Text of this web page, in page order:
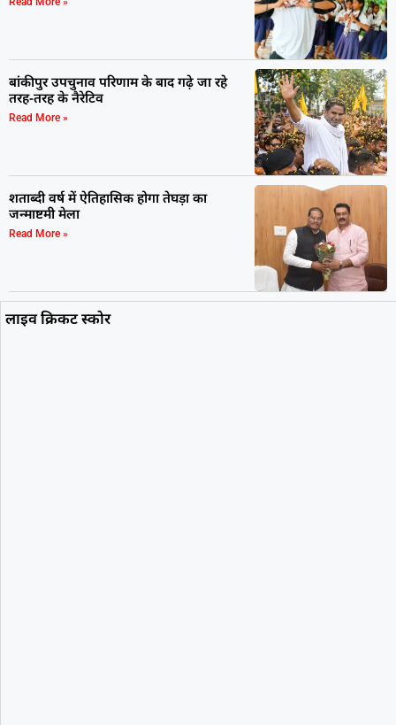
बांकीपुर उपचुनाव परिणाम के बाद गढ़े जा रहे
तरह-तरह के नैरेटिव
Read More »
शताब्दी वर्ष में ऐतिहासिक होगा तेघड़ा का
जन्माष्टमी मेला
Read More »
लाइव क्रिकट स्कोर